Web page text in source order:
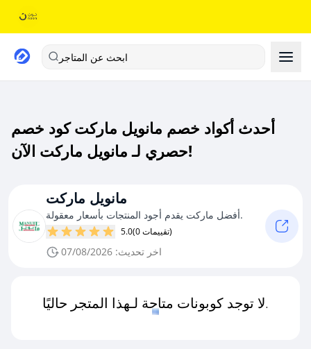
ابحث عن المتاجر
أحدث أكواد خصم مانويل ماركت كود خصم
حصري لـ مانويل ماركت الآن!
مانويل ماركت
أفضل ماركت يقدم أجود المنتجات بأسعار معقولة.
5.0 (0 تقييمات)
اخر تحديث: 07/08/2026
لا توجد كوبونات متاحة لـهذا المتجر حاليًا.